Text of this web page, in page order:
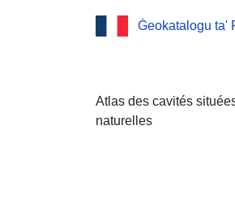
Ġeokatalogu ta'
Atlas des cavités
naturelles